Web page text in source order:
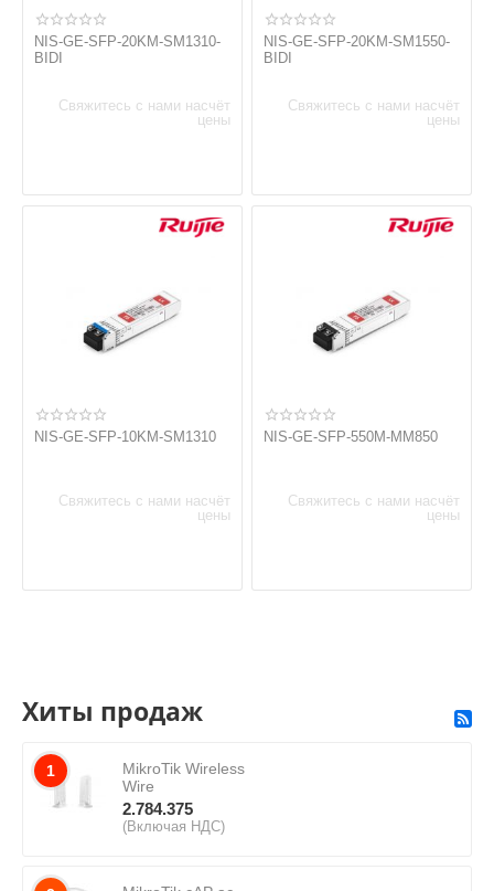
NIS-GE-SFP-20KM-SM1310-
BIDI
Свяжитесь с нами насчёт
цены
NIS-GE-SFP-20KM-SM1550-
BIDI
Свяжитесь с нами насчёт
цены
NIS-GE-SFP-10KM-SM1310
Свяжитесь с нами насчёт
цены
NIS-GE-SFP-550M-MM850
Свяжитесь с нами насчёт
цены
Хиты продаж
1
MikroTik Wireless
Wire
2.784.375
(Включая НДС)